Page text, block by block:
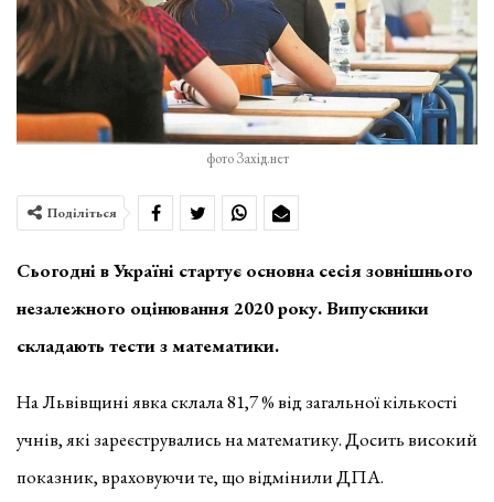
фото Захід.нет
Поділіться
Сьогодні в Україні стартує основна сесія зовнішнього
незалежного оцінювання 2020 року. Випускники
складають тести з математики.
На Львівщині явка склала 81,7 % від загальної кількості
учнів, які зареєструвались на математику. Досить високий
показник, враховуючи те, що відмінили ДПА.